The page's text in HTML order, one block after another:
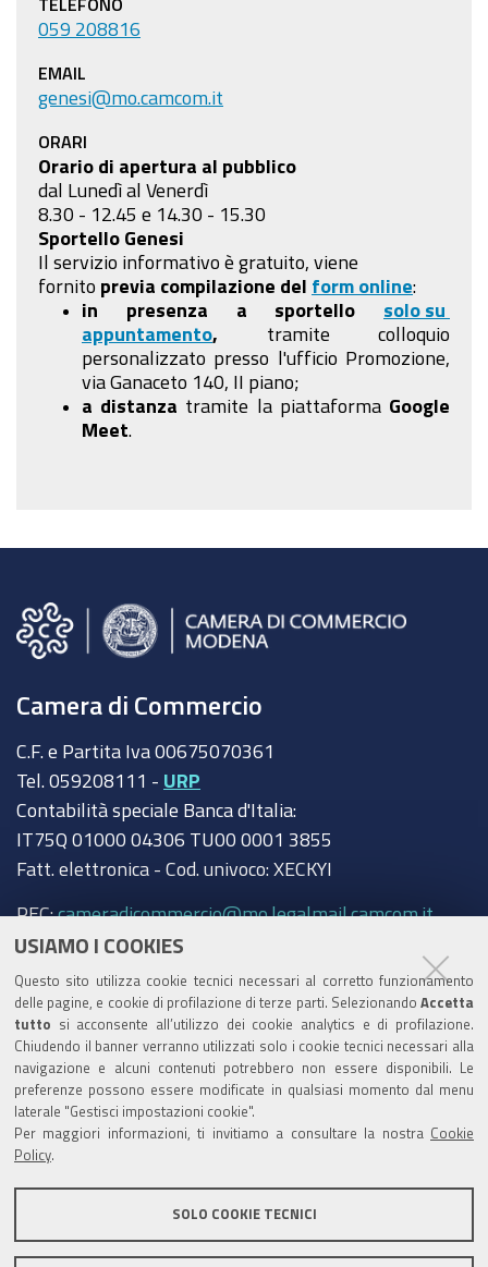
USIAMO I COOKIES
Questo sito utilizza cookie tecnici necessari al corretto funzionamento
delle pagine, e cookie di profilazione di terze parti. Selezionando Accetta
tutto si acconsente all’utilizzo dei cookie analytics e di profilazione.
Chiudendo il banner verranno utilizzati solo i cookie tecnici necessari alla
navigazione e alcuni contenuti potrebbero non essere disponibili. Le
preferenze possono essere modificate in qualsiasi momento dal menu
laterale "Gestisci impostazioni cookie".
Per maggiori informazioni, ti invitiamo a consultare la nostra Cookie
Policy
SOLO COOKIE TECNICI
TELEFONO
059 208816
EMAIL
genesi@mo.camcom.it
ORARI
Orario di apertura al pubblico
dal Lunedì al Venerdì
8.30 - 12.45 e 14.30 - 15.30
Sportello Genesi
Il servizio informativo è gratuito, viene
fornito previa compilazione del form online:
in presenza a sportello solo su
appuntamento
tramite colloquio
personalizzato presso l'ufficio Promozione,
via Ganaceto 140, II piano;
a distanza tramite la piattaforma Google
Meet
Camera di Commercio
C.F. e Partita Iva 00675070361
Tel. 059208111 - URP
Contabilità speciale Banca d'Italia:
IT75Q 01000 04306 TU00 0001 3855
Fatt. elettronica - Cod. univoco: XECKYI
PEC:cameradicommercio@mo.legalmail.camcom.it
Trasparenza
Amministrazione trasparente
Albo Camerale
Pubblicità Legale
Area riservata Amministratori